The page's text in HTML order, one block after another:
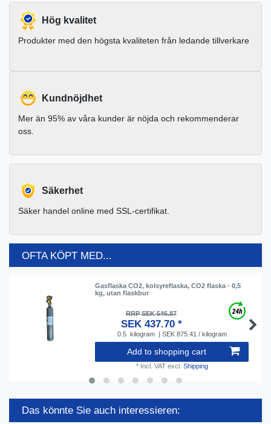
Hög kvalitet
Produkter med den högsta kvaliteten från ledande tillverkare
Kundnöjdhet
Mer än 95% av våra kunder är nöjda och rekommenderar
oss.
Säkerhet
Säker handel online med SSL-certifikat.
OFTA KÖPT MED...
Gasflaska CO2, kolsyreflaska, CO2 flaska - 0,5
kg, utan flaskbur
RRP SEK 546.87
SEK 437.70 *
0.5 kilogram | SEK 875.41 / kilogram
Add to shopping cart
* Incl. VATexcl. Shipping
Das könnte Sie auch interessieren: